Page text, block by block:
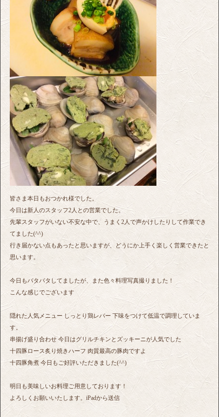
皆さま本日もおつかれ様でした。
今日は新人のスタッフ2人との営業でした。
先輩スタッフがいない不安な中で、うまく2人で声かけしたりして作業でき
てました(^^)
行き届かない点もあったと思いますが、どうにか上手く楽しく営業できたと
思います。
今日もバタバタしてましたが、また色々料理写真撮りました！
こんな感じでございます
隠れた人気メニュー しっとり鶏レバー 下味をつけて低温で調理していま
す。
串揚げ盛り合わせ 今日はグリルチキンとズッキーニが人気でした
十四豚ロース炙り焼きハーフ 肉質最高の豚肉ですよ
十四豚角煮 今日もご好評いただきました(^^)
明日も美味しいお料理ご用意しております！
よろしくお願いいたします。iPadから送信